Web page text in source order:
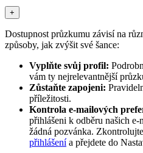
+
Dostupnost průzkumu závisí na
způsoby, jak zvýšit své šance:
Vyplňte svůj profil:
vám ty nejrelevantnější
Zůstaňte zapojeni:
příležitosti.
Kontrola e-mailových
přihlášeni k odběru našich
žádná pozvánka.
přihlášenía přejdete do